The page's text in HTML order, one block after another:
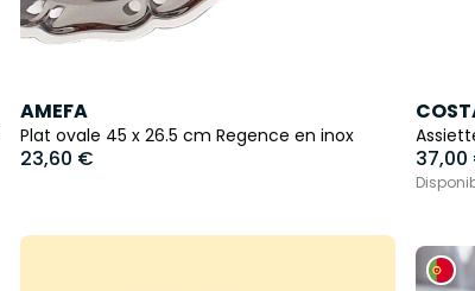
AMEFA
Plat ovale 45 x 26.5 cm Regence en inox
23,60 € 37,00